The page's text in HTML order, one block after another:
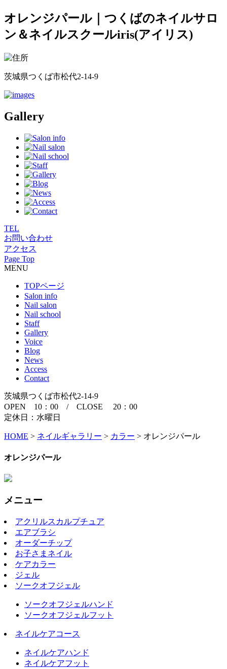
オレンジパール｜つくばのネイルサロ
ン＆ネイルスクールiris(アイリス)
茨城県つくば市松代2-14-9
Gallery
TEL
お問い合わせ
アクセス
Page Top
MENU
TOPページ
Salon info
Nail salon
Nail school
Staff
Gallery
Voice
Blog
News
Access
Contact
茨城県つくば市松代2-14-9
OPEN 10：00 / CLOSE 20：00
定休日：水曜日
HOME > ネイルギャラリー > カラー > オレンジパール
オレンジパール
メニュー
アクリルスカルプチュア
エアブラシ
オーダーチップ
お子さまネイル
ケアカラー
ジェル
ソークオフジェル
ソークオフジェルハンド
ソークオフジェルフット
ネイルケアコース
ネイルケアハンド
ネイルケアフット